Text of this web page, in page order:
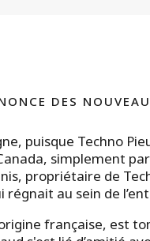
DES
puisque Techno
simplement
propriétaire de
régnait au sein de
française, est